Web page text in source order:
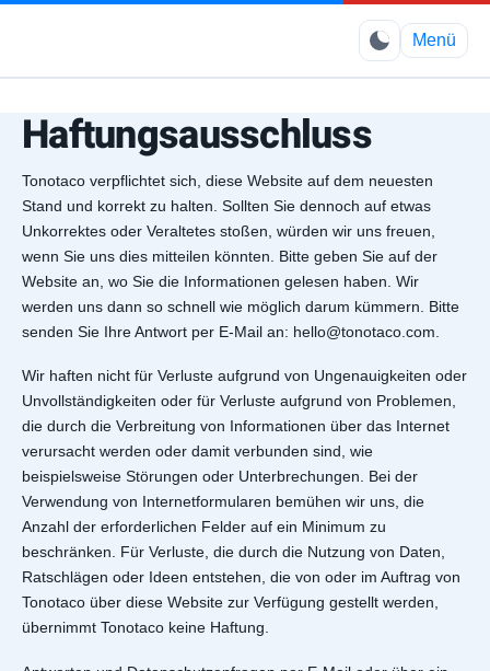
Menü
Haftungsausschluss
Tonotaco verpflichtet sich, diese Website auf dem neuesten
Stand und korrekt zu halten. Sollten Sie dennoch auf etwas
Unkorrektes oder Veraltetes stoßen, würden wir uns freuen,
wenn Sie uns dies mitteilen könnten. Bitte geben Sie auf der
Website an, wo Sie die Informationen gelesen haben. Wir
werden uns dann so schnell wie möglich darum kümmern. Bitte
senden Sie Ihre Antwort per E-Mail an: hello@tonotaco.com
Wir haften nicht für Verluste aufgrund von Ungenauigkeiten oder
Unvollständigkeiten oder für Verluste aufgrund von Problemen,
die durch die Verbreitung von Informationen über das Internet
verursacht werden oder damit verbunden sind, wie
beispielsweise Störungen oder Unterbrechungen. Bei der
Verwendung von Internetformularen bemühen wir uns, die
Anzahl der erforderlichen Felder auf ein Minimum zu
beschränken. Für Verluste, die durch die Nutzung von Daten,
Ratschlägen oder Ideen entstehen, die von oder im Auftrag von
Tonotaco über diese Website zur Verfügung gestellt werden,
übernimmt Tonotaco keine Haftung.